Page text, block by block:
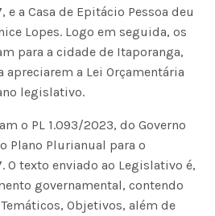
a Casa de Epitácio Pessoa deu
Lopes. Logo em seguida, os
para a cidade de Itaporanga,
apreciarem a Lei Orçamentária
legislativo.
o PL 1.093/2023, do Governo
Plano Plurianual para o
texto enviado ao Legislativo é,
governamental, contendo
Objetivos, além de